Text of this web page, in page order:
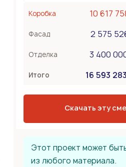
Бетонные стены
Сборное из ЖБ плит
Коробка 10 617
Фасад 2 575
Отделка 3 400
Итого 16 593
Скачать эту
Этот проект может
из любого материала.